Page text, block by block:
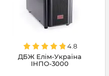
4.8
ДБЖ Елім-Україна
ІНПО-3000